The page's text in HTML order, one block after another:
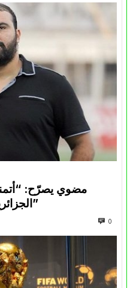
مضوي يصرّح:
الجزائرية في المسابقات القارية”
0